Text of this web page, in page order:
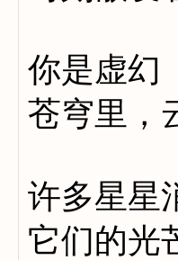
你是虚幻
苍穹里，
许多星星
它们的光